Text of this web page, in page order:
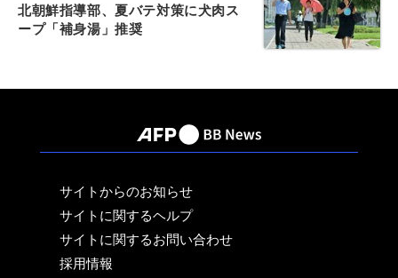
北朝鮮指導部、夏バテ対策に犬肉ス
ープ「補身湯」推奨
サイトからのお知らせ
サイトに関するヘルプ
サイトに関するお問い合わせ
採用情報